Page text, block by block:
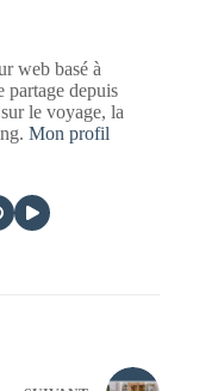
web basé à
partage depuis
le voyage, la
Mon profil